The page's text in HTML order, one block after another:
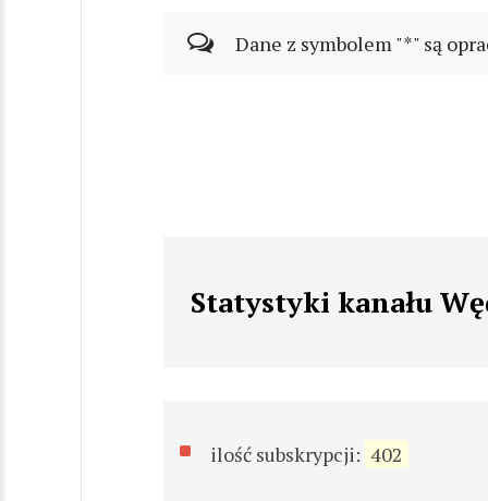
Dane z symbolem "*" są
Statystyki kanału
ilość subskrypcji: 402